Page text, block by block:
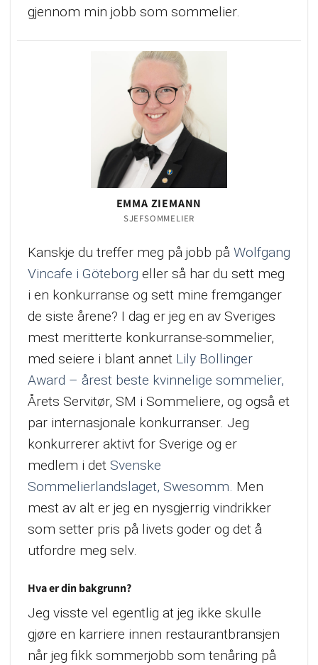
gjennom min jobb som sommelier.
EMMA ZIEMANN
SJEFSOMMELIER
Kanskje du treffer meg på jobb på Wolfgang
Vincafe i Göteborg eller så har du sett meg
i en konkurranse og sett mine fremganger
de siste årene? I dag er jeg en av Sveriges
mest meritterte konkurranse-sommelier,
med seiere i blant annet Lily Bollinger
Award – årest beste kvinnelige sommelier,
Årets Servitør, SM i Sommeliere, og også et
par internasjonale konkurranser. Jeg
konkurrerer aktivt for Sverige og er
medlem i det Svenske
Sommelierlandslaget, Swesomm. Men
mest av alt er jeg en nysgjerrig vindrikker
som setter pris på livets goder og det å
utfordre meg selv.
Hva er din bakgrunn?
Jeg visste vel egentlig at jeg ikke skulle
gjøre en karriere innen restaurantbransjen
når jeg fikk sommerjobb som tenåring på